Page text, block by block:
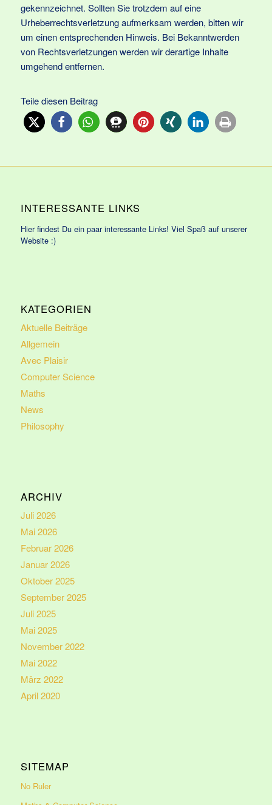
gekennzeichnet. Sollten Sie trotzdem auf eine
Urheberrechtsverletzung aufmerksam werden, bitten wir
um einen entsprechenden Hinweis. Bei Bekanntwerden
von Rechtsverletzungen werden wir derartige Inhalte
umgehend entfernen.
Teile diesen Beitrag
INTERESSANTE LINKS
Hier findest Du ein paar interessante Links! Viel Spaß auf unserer
Website :)
KATEGORIEN
Aktuelle Beiträge
Allgemein
Avec Plaisir
Computer Science
Maths
News
Philosophy
ARCHIV
Juli 2026
Mai 2026
Februar 2026
Januar 2026
Oktober 2025
September 2025
Juli 2025
Mai 2025
November 2022
Mai 2022
März 2022
April 2020
SITEMAP
No Ruler